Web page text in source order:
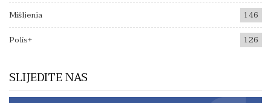
Mišljenja
146
Polis+
126
SLIJEDITE NAS